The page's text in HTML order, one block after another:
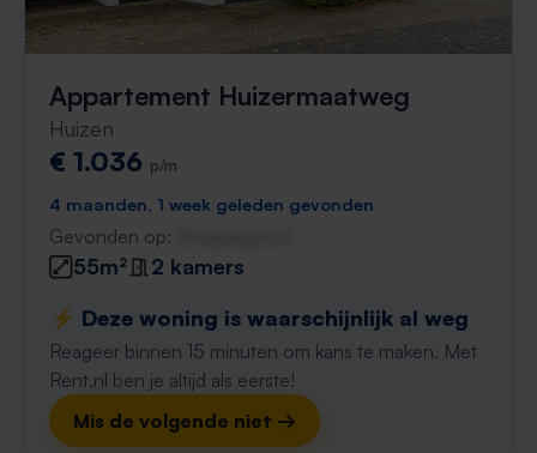
Appartement Huizermaatweg
Huizen
€ 1.036 p/m
4 maanden, 1 week geleden gevonden
Gevonden op:
55m²
2 kamers
⚡️ Deze woning is waarschijnlijk al weg
Reageer binnen 15 minuten om kans te maken. Met
Rent.nl ben je altijd als eerste!
Mis de volgende niet →